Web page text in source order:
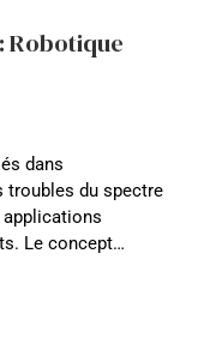
Robotique
dans
troubles du spectre
Le concept…